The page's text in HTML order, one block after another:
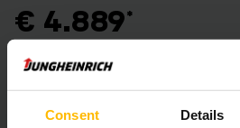
Consent Details
€ 4.889